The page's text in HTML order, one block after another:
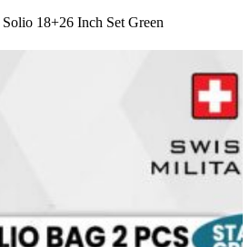
Solio 18+26 Inch Set Green